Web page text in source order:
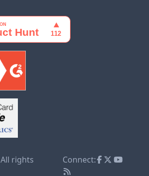
rights
Connect: